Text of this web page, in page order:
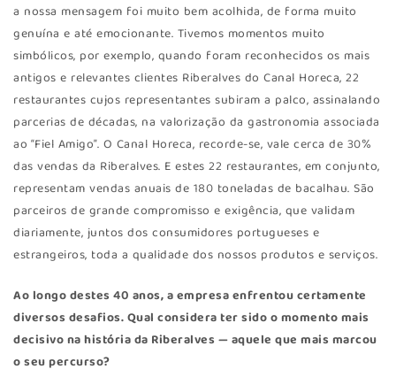
a nossa mensagem foi muito bem acolhida, de forma muito
genuína e até emocionante. Tivemos momentos muito
simbólicos, por exemplo, quando foram reconhecidos os mais
antigos e relevantes clientes Riberalves do Canal Horeca, 22
restaurantes cujos representantes subiram a palco, assinalando
parcerias de décadas, na valorização da gastronomia associada
ao “Fiel Amigo”. O Canal Horeca, recorde-se, vale cerca de 30%
das vendas da Riberalves. E estes 22 restaurantes, em conjunto,
representam vendas anuais de 180 toneladas de bacalhau. São
parceiros de grande compromisso e exigência, que validam
diariamente, juntos dos consumidores portugueses e
estrangeiros, toda a qualidade dos nossos produtos e serviços.
Ao longo destes 40 anos, a empresa enfrentou certamente
diversos desafios. Qual considera ter sido o momento mais
decisivo na história da Riberalves — aquele que mais marcou
o seu percurso?